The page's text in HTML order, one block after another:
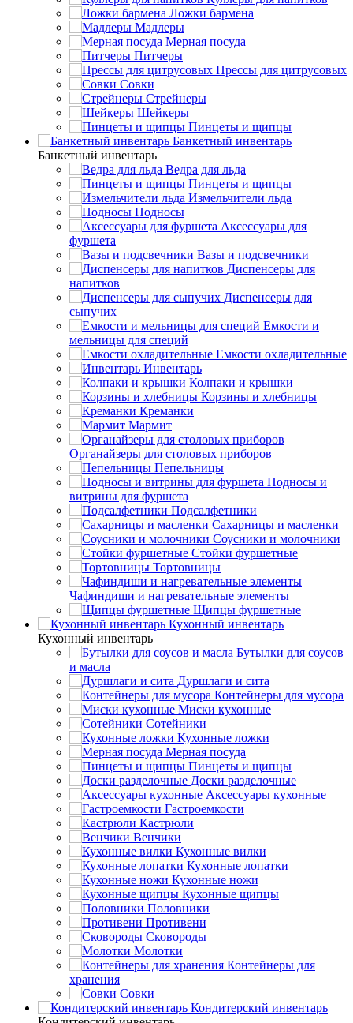
Ложки бармена
Мадлеры
Мерная посуда
Питчеры
Прессы для цитрусовых
Совки
Стрейнеры
Шейкеры
Пинцеты и щипцы
Банкетный инвентарь
Банкетный инвентарь
Ведра для льда
Пинцеты и щипцы
Измельчители льда
Подносы
Аксессуары для
фуршета
Вазы и подсвечники
Диспенсеры для
напитков
Диспенсеры для
сыпучих
Емкости и
мельницы для специй
Емкости охладительные
Инвентарь
Колпаки и крышки
Корзины и хлебницы
Креманки
Мармит
Органайзеры для столовых приборов
Пепельницы
Подносы и
витрины для фуршета
Подсалфетники
Сахарницы и масленки
Соусники и молочники
Стойки фуршетные
Тортовницы
Чафиндиши и нагревательные элементы
Щипцы фуршетные
Кухонный инвентарь
Кухонный инвентарь
Бутылки для соусов
и масла
Дуршлаги и сита
Контейнеры для мусора
Миски кухонные
Сотейники
Кухонные ложки
Мерная посуда
Пинцеты и щипцы
Доски разделочные
Аксессуары кухонные
Гастроемкости
Кастрюли
Венчики
Кухонные вилки
Кухонные лопатки
Кухонные ножи
Кухонные щипцы
Половники
Противени
Сковороды
Молотки
Контейнеры для
хранения
Совки
Кондитерский инвентарь